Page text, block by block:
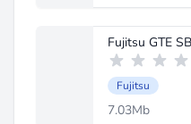
Fujitsu GTE
Fujitsu
7.03Mb